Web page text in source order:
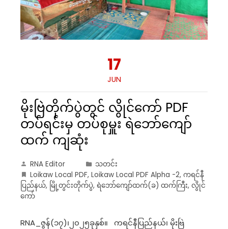
17
JUN
မိုးဗြဲတိုက်ပွဲတွင် လွိုင်ကော် PDF
တပ်ရင်းမှ တပ်စုမှူး ရဲဘော်ကျော်
ထက် ကျဆုံး
RNA Editor
သတင်း
Loikaw Local PDF, Loikaw Local PDF Alpha -2, ကရင်နီ
ပြည်နယ်, မြို့တွင်းတိုက်ပွဲ, ရဲဘော်ကျော်ထက်(ခ) ထက်ကြီး, လွိုင်
ကော်
RNA_ဇွန်(၁၇)၊၂၀၂၅ခုနှစ်။ ကရင်နီပြည်နယ်၊ မိုးဗြဲ